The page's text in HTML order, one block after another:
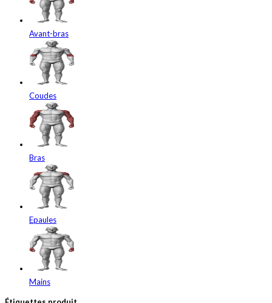
Avant-bras
Coudes
Bras
Epaules
Mains